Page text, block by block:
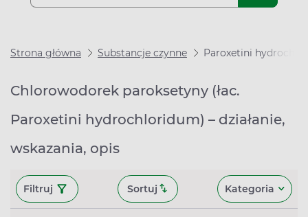
Strona główna Substancje czynne Paroxetini
Chlorowodorek paroksetyny (łac.
Paroxetini hydrochloridum) – działanie,
wskazania, opis
Filtruj Sortuj Kategoria